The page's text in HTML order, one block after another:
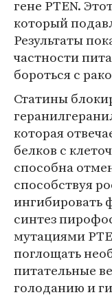
гене PTEN.
который
Результаты
частности
бороться с
Статины
которая
белков с
способна
способствуя
ингибировать
синтез
мутациями
поглощать
питательные
голоданию и